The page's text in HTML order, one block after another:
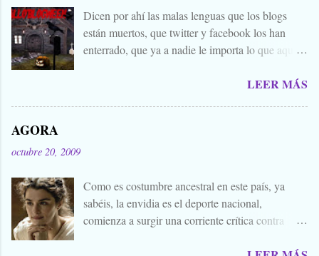
Dicen por ahí las malas lenguas que los blogs
están muertos, que twitter y facebook los han
enterrado, que ya a nadie le importa lo que aquí
levantar nuestros blogs, sean vivos, muertos, o
convoco a todos, amigos, conocidos, amigos de
amigos, blogueros en general. Cuéntanos tu
historia para morirnos de miedo este largo fin de
LEER MÁS
AGORA
octubre 20, 2009
Como es costumbre ancestral en este país, ya
sabéis, la envidia es el deporte nacional,
comienza a surgir una corriente crítica contra